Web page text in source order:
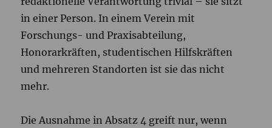
in einer Person. In einem Verein mit
Forschungs- und Praxisabteilung,
Honorarkräften, studentischen Hilfskräften
und mehreren Standorten ist sie das nicht
mehr.
Die Ausnahme in Absatz 4 greift nur, wenn